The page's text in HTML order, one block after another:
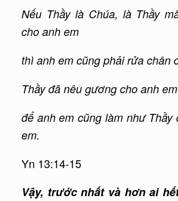
Nếu Thầy là Chúa, là Thầy
cho anh em
thì anh em cũng phải rửa chân
Thầy đã nêu gương cho anh em
để anh em cũng làm như Thầy
em.
Yn 13:14-15
Vậy, trước nhất và hơn ai